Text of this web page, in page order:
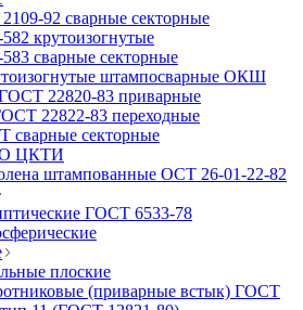
92 сварные секторные
крутоизогнутые
сварные секторные
штампосварные ОКШ
22820-83 приварные
22822-83 переходные
сварные секторные
ЦКТИ
штампованные ОСТ 26-01-22-82
ГОСТ 6533-78
плоские
(приварные встык) ГОСТ